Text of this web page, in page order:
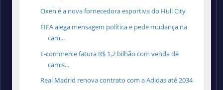
Oxen é a nova fornecedora esportiva do Hull City
FIFA alega mensagem política e pede mudança na
cam...
E-commerce fatura R$ 1,2 bilhão com venda de
camis...
Real Madrid renova contrato com a Adidas até 2034